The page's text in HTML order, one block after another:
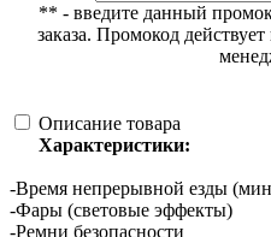
** - введите данный
заказа. Промокод
Описание товара
Характеристики:
-Время непрерывной езды
-Фары (световые эффекты)
-Ремни безопасности